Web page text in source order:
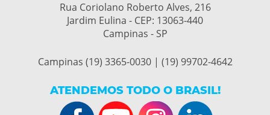
Rua Coriolano Roberto Alves, 216
Jardim Eulina - CEP: 13063-440
Campinas - SP
Campinas (19) 3365-0030 | (19) 99702-4642
ATENDEMOS TODO O BRASIL!